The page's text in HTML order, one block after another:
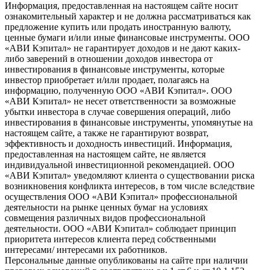
Информация, предоставленная на настоящем сайте носит
ознакомительный характер и не должна рассматриваться как
предложение купить или продать иностранную валюту,
ценные бумаги и/или иные финансовые инструменты. ООО
«АВИ Кэпитал» не гарантирует доходов и не дают каких-
либо заверений в отношении доходов инвестора от
инвестирования в финансовые инструменты, которые
инвестор приобретает и/или продает, полагаясь на
информацию, полученную ООО «АВИ Кэпитал». ООО
«АВИ Кэпитал» не несет ответственности за возможные
убытки инвестора в случае совершения операций, либо
инвестирования в финансовые инструменты, упомянутые на
настоящем сайте, а также не гарантируют возврат,
эффективность и доходность инвестиций. Информация,
предоставленная на настоящем сайте, не является
индивидуальной инвестиционной рекомендацией. ООО
«АВИ Кэпитал» уведомляют клиента о существовании риска
возникновения конфликта интересов, в том числе вследствие
осуществления ООО «АВИ Кэпитал» профессиональной
деятельности на рынке ценных бумаг на условиях
совмещения различных видов профессиональной
деятельности. ООО «АВИ Кэпитал» соблюдает принцип
приоритета интересов клиента перед собственными
интересами/ интересами их работников.
Персональные данные опубликованы на сайте при наличии